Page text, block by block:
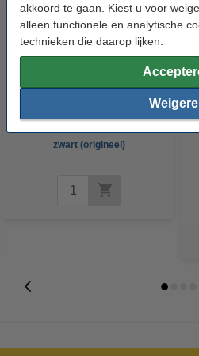
akkoord te gaan. Kiest u voor
alleen functionele en analytische
technieken die daarop lijken.
zwart (origineel)